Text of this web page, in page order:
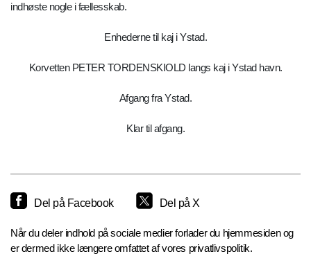
indhøste nogle i fællesskab.
Enhederne til kaj i Ystad.
Korvetten PETER TORDENSKIOLD langs kaj i Ystad havn.
Afgang fra Ystad.
Klar til afgang.
Del på Facebook Del på X
Når du deler indhold på sociale medier forlader du hjemmesiden og
er dermed ikke længere omfattet af vores privatlivspolitik.